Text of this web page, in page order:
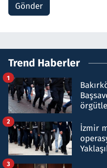
Gönder
Trend Haberler
1
İzmir
2
3